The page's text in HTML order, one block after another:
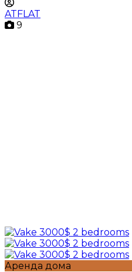
ATFLAT
9
Аренда дома